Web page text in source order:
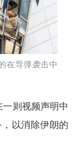
在导弹袭击中
则视频声明中
以消除伊朗的